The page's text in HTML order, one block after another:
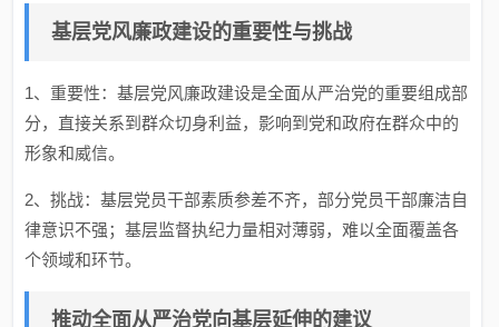
基层党风廉政建设的重要性与挑战
1、重要性：基层党风廉政建设是全面从严治党的重要组成部
分，直接关系到群众切身利益，影响到党和政府在群众中的
形象和威信。
2、挑战：基层党员干部素质参差不齐，部分党员干部廉洁自
律意识不强；基层监督执纪力量相对薄弱，难以全面覆盖各
个领域和环节。
推动全面从严治党向基层延伸的建议